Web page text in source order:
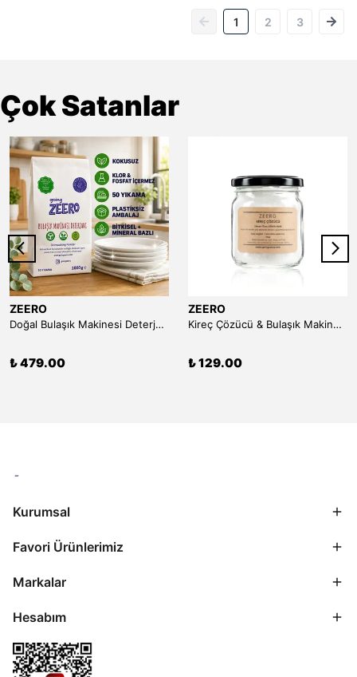
1 2 3
Çok Satanlar
ZEERO
Doğal Bulaşık Makinesi Deterjanı (50 Yıkama)
₺ 479.00
ZEERO
Kireç Çözücü & Bulaşık Makinesi Temizleyici (Limon Tuzu) - 150 gr
₺ 129.00
Kurumsal
Favori Ürünlerimiz
Markalar
Hesabım